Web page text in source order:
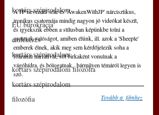
kortárs szépirodalom
EU bürokrácia
emlékezés
kortárs szépirodalom
kortárs szépirodalom filozófia
kortárs szépirodalom
filozófia
A JP nevezetű srác és 'AwakenWithJP' nárcisztikus,
ironikus csatornája mindig nagyon jó videókat készít,
és igyekszik ebben a stílusban képünkbe tolni a
groteszk valóságot, amiben élünk, ill. azok a 'Sheeple'
emberek élnek, akik meg sem kérdőjelezik soha a
főáramú narratívát, sőt birkaként vonulnak a
vágóhídra, és bólogatnak,  bármilyen témáról legyen is
szó.
Tovább a  filmhez